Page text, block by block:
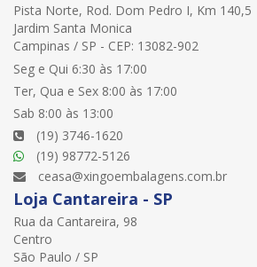
Pista Norte, Rod. Dom Pedro I, Km 140,5
Jardim Santa Monica
Campinas / SP - CEP: 13082-902
Seg e Qui 6:30 às 17:00
Ter, Qua e Sex 8:00 às 17:00
Sab 8:00 às 13:00
(19) 3746-1620
(19) 98772-5126
ceasa@xingoembalagens.com.br
Loja Cantareira - SP
Rua da Cantareira, 98
Centro
São Paulo / SP